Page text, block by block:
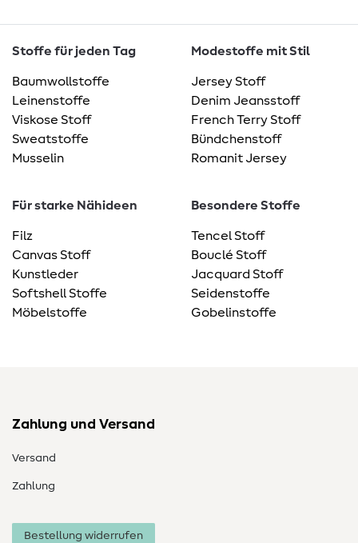
Stoffe für jeden Tag
Baumwollstoffe
Leinenstoffe
Viskose Stoff
Sweatstoffe
Musselin
Modestoffe mit Stil
Jersey Stoff
Denim Jeansstoff
French Terry Stoff
Bündchenstoff
Romanit Jersey
Für starke Nähideen
Filz
Canvas Stoff
Kunstleder
Softshell Stoffe
Möbelstoffe
Besondere Stoffe
Tencel Stoff
Bouclé Stoff
Jacquard Stoff
Seidenstoffe
Gobelinstoffe
Zahlung und Versand
Versand
Zahlung
Bestellung widerrufen